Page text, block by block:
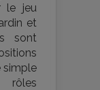
le jeu
et
sont
simple
rôles